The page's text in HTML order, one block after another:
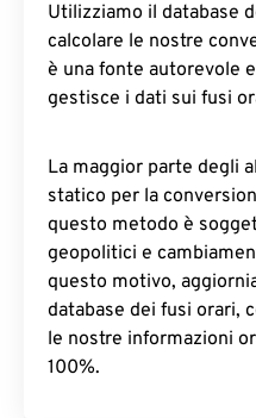
Utilizziamo il database
calcolare le nostre
è una fonte autorevole
gestisce i dati sui fusi
La maggior parte degli
statico per la
questo metodo è
geopolitici e
questo motivo,
database dei fusi orari,
le nostre informazioni
100%.